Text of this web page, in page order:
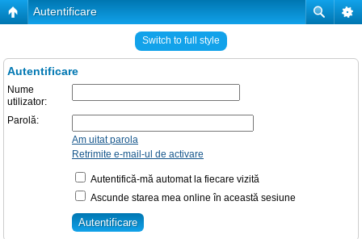
Autentificare
Switch to full style
Autentificare
Nume
utilizator:
Parolă:
Am uitat parola
Retrimite e-mail-ul de activare
Autentifică-mă automat la fiecare vizită
Ascunde starea mea online în această sesiune